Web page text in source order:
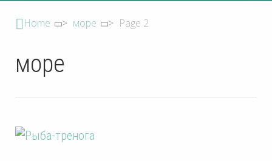
Home > море > Page 2
море